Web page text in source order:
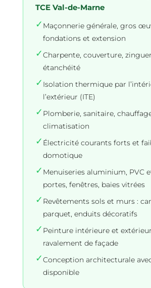
TCE Val-de-Marne
✓ Maçonnerie générale, gros
fondations et extension
✓Charpente, couverture,
étanchéité
✓ Isolation thermique par
l’extérieur (ITE)
✓ Plomberie, sanitaire,
climatisation
✓ Électricité courants forts et
domotique
✓ Menuiseries aluminium, PVC
portes, fenêtres, baies vitrées
✓ Revêtements sols et murs :
parquet, enduits décoratifs
✓ Peinture intérieure et
ravalement de façade
✓Conception architecturale
disponible